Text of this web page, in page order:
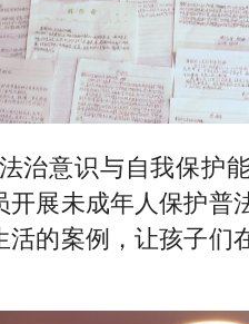
治意识与自我保护
开展未成年人保护普
活的案例，让孩子们